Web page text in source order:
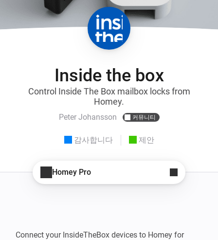
Inside the box
Control Inside The Box mailbox locks from
Homey.
Peter Johansson 커뮤니티
감사합니다 제안
Homey Pro
Connect your InsideTheBox devices to Homey for